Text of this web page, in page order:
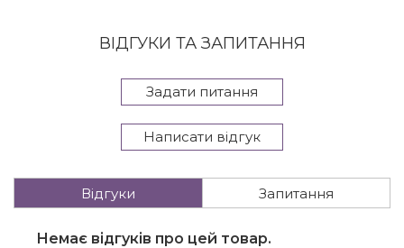
ВІДГУКИ ТА ЗАПИТАННЯ
Задати питання
Написати відгук
Відгуки Запитання
Немає відгуків про цей товар.